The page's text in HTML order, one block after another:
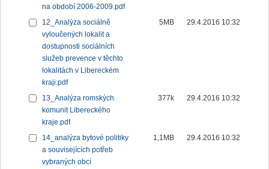
na období 2006-2009.pdf
12_Analýza sociálně
vyloučených lokalit a
dostupnosti sociálních
služeb prevence v těchto
lokalitách v Libereckém
kraji.pdf
5MB 29.4.2016 10:32
13_Analýza romských
komunit Libereckého
kraje.pdf
377k 29.4.2016 10:32
14_analýza bytové politiky
a souvisejících potřeb
vybraných obcí
1,1MB 29.4.2016 10:32